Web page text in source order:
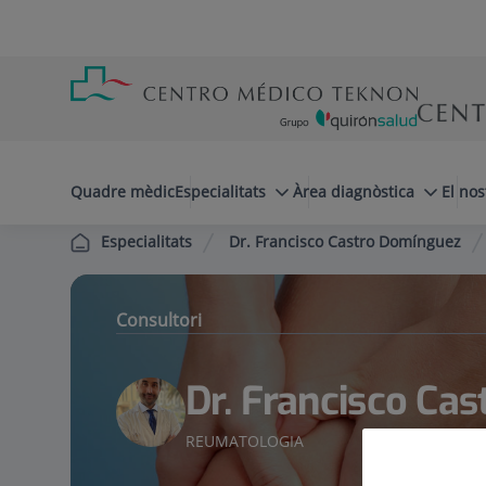
cabecera
Quadre mèdicEspecialitats Àrea diagnòstica El
Especialitats Dr. Francisco Castro Domínguez
Consultori
Dr. Francisco
REUMATOLOGIA